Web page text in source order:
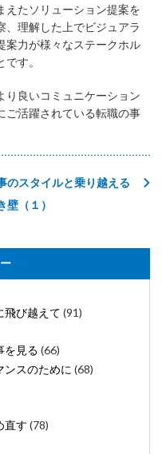
えたソリューション提案を
、理解した上でビジュアラ
案力が様々なステークホル
す。
り良いコミュニケーション
ご活躍されている転職の事
のスタイルと乗り越える
壁（１）
び越えて (91)
を見る (66)
スのために (68)
直す (78)